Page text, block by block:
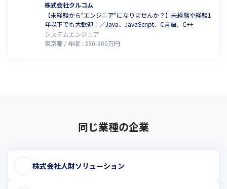
株式会社クルコム
【未経験から"エンジニア"になりませんか？】未経験や経験1
年以下でも大歓迎！／Java、JavaScript、C言語、C++
システムエンジニア
東京都
年収 : 350-800万円
同じ業種の企業
株式会社人財ソリューション